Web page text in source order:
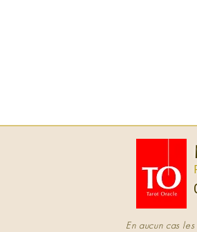
En aucun cas